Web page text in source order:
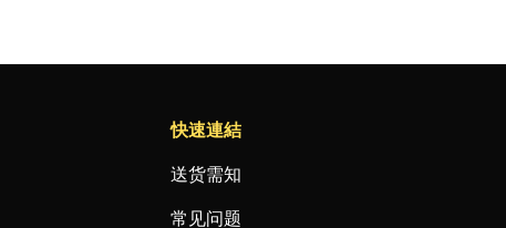
快速連結
送货需知
常见问题